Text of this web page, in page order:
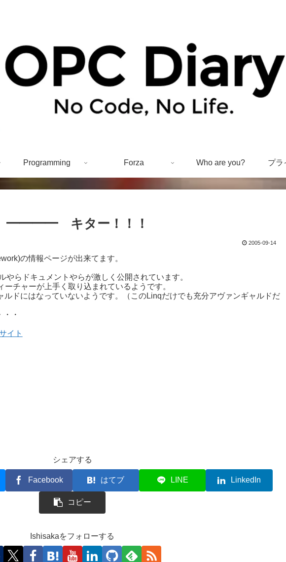
Programming Forza Who are you? プラ
━━━━ キター！！！
2005-09-14
の情報ページが出来てます。
やらドキュメントやらが激しく公開されています。
チャーが上手く取り込まれているようです。
ドにはなっていないようです。（このLinqだけでも充分アヴァンギャルドだ
・
イト
シェアする
Facebook はてブ LINE LinkedIn
コピー
Ishisakaをフォローする